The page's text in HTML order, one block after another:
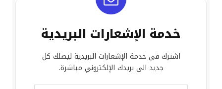
خدمة الإشعارات البريدية
اشترك في خدمة الإشعارات البريدية ليصلك كل
جديد الى بريدك الإلكتروني مباشرة.